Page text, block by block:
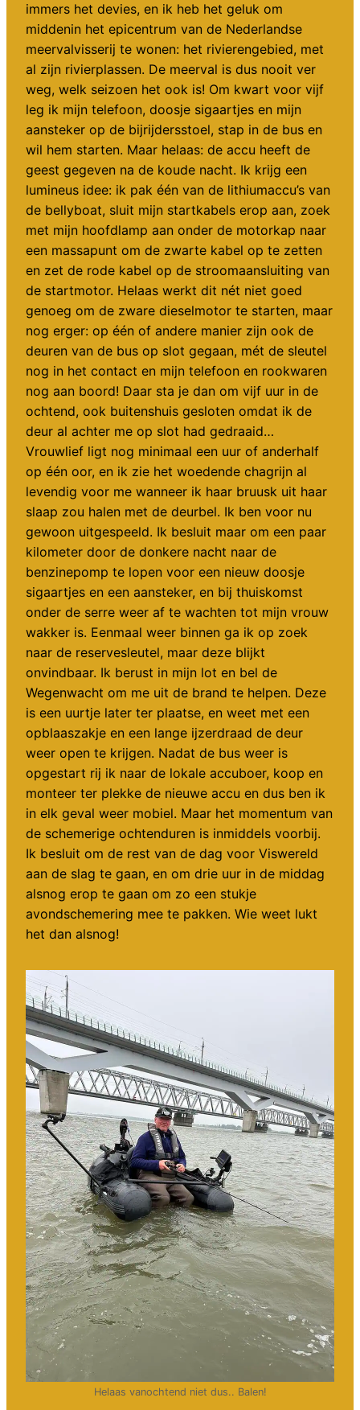
immers het devies, en ik heb het geluk om
middenin het epicentrum van de Nederlandse
meervalvisserij te wonen: het rivierengebied, met
al zijn rivierplassen. De meerval is dus nooit ver
weg, welk seizoen het ook is! Om kwart voor vijf
leg ik mijn telefoon, doosje sigaartjes en mijn
aansteker op de bijrijdersstoel, stap in de bus en
wil hem starten. Maar helaas: de accu heeft de
geest gegeven na de koude nacht. Ik krijg een
lumineus idee: ik pak één van de lithiumaccu’s van
de bellyboat, sluit mijn startkabels erop aan, zoek
met mijn hoofdlamp aan onder de motorkap naar
een massapunt om de zwarte kabel op te zetten
en zet de rode kabel op de stroomaansluiting van
de startmotor. Helaas werkt dit nét niet goed
genoeg om de zware dieselmotor te starten, maar
nog erger: op één of andere manier zijn ook de
deuren van de bus op slot gegaan, mét de sleutel
nog in het contact en mijn telefoon en rookwaren
nog aan boord! Daar sta je dan om vijf uur in de
ochtend, ook buitenshuis gesloten omdat ik de
deur al achter me op slot had gedraaid…
Vrouwlief ligt nog minimaal een uur of anderhalf
op één oor, en ik zie het woedende chagrijn al
levendig voor me wanneer ik haar bruusk uit haar
slaap zou halen met de deurbel. Ik ben voor nu
gewoon uitgespeeld. Ik besluit maar om een paar
kilometer door de donkere nacht naar de
benzinepomp te lopen voor een nieuw doosje
sigaartjes en een aansteker, en bij thuiskomst
onder de serre weer af te wachten tot mijn vrouw
wakker is. Eenmaal weer binnen ga ik op zoek
naar de reservesleutel, maar deze blijkt
onvindbaar. Ik berust in mijn lot en bel de
Wegenwacht om me uit de brand te helpen. Deze
is een uurtje later ter plaatse, en weet met een
opblaaszakje en een lange ijzerdraad de deur
weer open te krijgen. Nadat de bus weer is
opgestart rij ik naar de lokale accuboer, koop en
monteer ter plekke de nieuwe accu en dus ben ik
in elk geval weer mobiel. Maar het momentum van
de schemerige ochtenduren is inmiddels voorbij.
Ik besluit om de rest van de dag voor Viswereld
aan de slag te gaan, en om drie uur in de middag
alsnog erop te gaan om zo een stukje
avondschemering mee te pakken. Wie weet lukt
het dan alsnog!
Helaas vanochtend niet dus.. Balen!